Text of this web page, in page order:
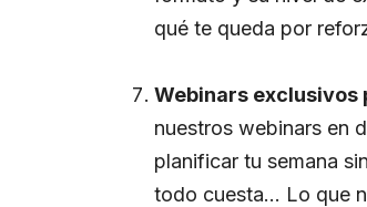
qué te queda por
Webinars exclusivos
nuestros webinars en
planificar tu semana
todo cuesta… Lo que